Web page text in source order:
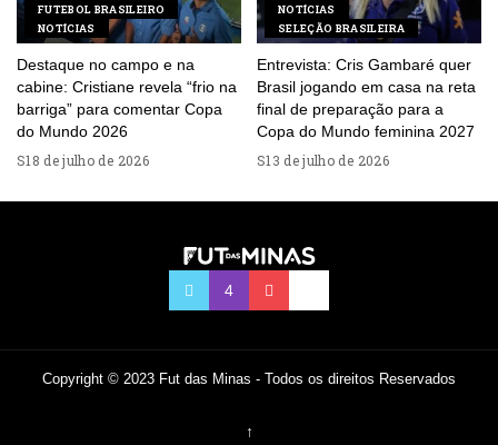
FUTEBOL BRASILEIRO
NOTÍCIAS
Destaque no campo e na
cabine: Cristiane revela “frio na
barriga” para comentar Copa
do Mundo 2026
18 de julho de 2026
NOTÍCIAS
SELEÇÃO BRASILEIRA
Entrevista: Cris Gambaré quer
Brasil jogando em casa na reta
final de preparação para a
Copa do Mundo feminina 2027
13 de julho de 2026
Copyright © 2023 Fut das Minas - Todos os direitos Reservados
↑